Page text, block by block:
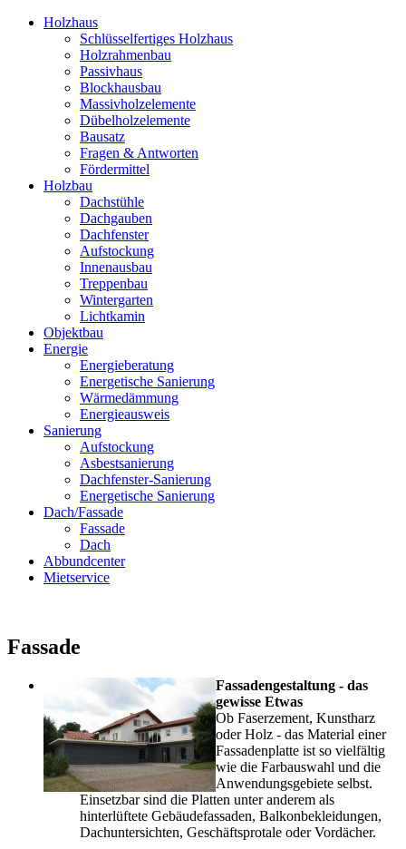
Holzhaus
Schlüsselfertiges Holzhaus
Holzrahmenbau
Passivhaus
Blockhausbau
Massivholzelemente
Dübelholzelemente
Bausatz
Fragen & Antworten
Fördermittel
Holzbau
Dachstühle
Dachgauben
Dachfenster
Aufstockung
Innenausbau
Treppenbau
Wintergarten
Lichtkamin
Objektbau
Energie
Energieberatung
Energetische Sanierung
Wärmedämmung
Energieausweis
Sanierung
Aufstockung
Asbestsanierung
Dachfenster-Sanierung
Energetische Sanierung
Dach/Fassade
Fassade
Dach
Abbundcenter
Mietservice
Fassade
Fassadengestaltung - das
gewisse Etwas
Ob Faserzement, Kunstharz
oder Holz - das Material einer
Fassadenplatte ist so vielfältig
wie die Farbauswahl und die
Anwendungsgebiete selbst.
Einsetzbar sind die Platten unter anderem als
hinterlüftete Gebäudefassaden, Balkonbekleidungen,
Dachuntersichten, Geschäftsprotale oder Vordächer.